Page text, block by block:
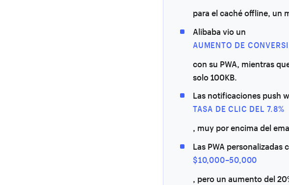
para el caché offline, un
Alibaba vio un
AUMENTO DE
con su PWA, mientras
solo 100KB.
Las notificaciones push
TASA DE CLIC DEL 7.8%
, muy por encima del
Las PWA personalizadas
$10,000–50,000
, pero un aumento del